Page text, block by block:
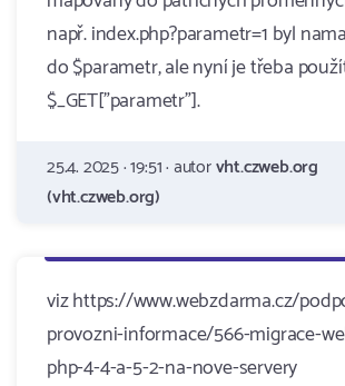
např. index.php?parametr=1 byl
do $parametr, ale nyní je třeba
$_GET["parametr"].
25.4. 2025 · 19:51 · autorvht.czweb.org
(vht.czweb.org)
viz https://www.webzdarma.cz/
provozni-informace/566-migrace-
php-4-4-a-5-2-na-nove-servery